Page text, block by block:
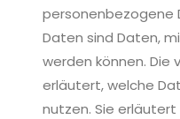
personenbezogene
Daten sind Daten,
werden können. Die
erläutert, welche
nutzen. Sie